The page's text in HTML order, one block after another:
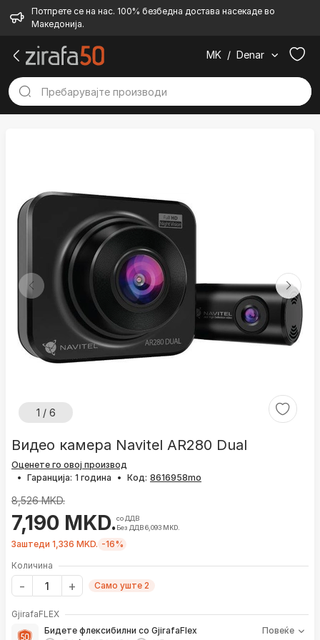
Потпрете се на нас. 100% безбедна достава насекаде во
Македонија.
MK / Denar
1 / 6
Видео камера Navitel AR280 Dual
Оценете го овој производ
• Гаранција: 1 година • Код:
8,526 MKD.
7,190 MKD.со ДДВ
Без ДДВ 6,093 MKD.
Заштеди 1,336 MKD. -16%
Количина
Само уште 2
GjirafaFLEX
Бидете флексибилни со GjirafaFlex
Повеќе